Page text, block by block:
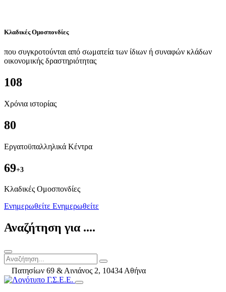
Κλαδικές Ομοσπονδίες
που συγκροτούνται από σωματεία των ίδιων ή συναφών κλάδων
οικονομικής δραστηριότητας
108
Χρόνια ιστορίας
80
Εργατοϋπαλληλικά Κέντρα
69+3
Kλαδικές Ομοσπονδίες
Ενημερωθείτε Ενημερωθείτε
Αναζήτηση για ....
Πατησίων 69 & Αινιάνος 2, 10434 Αθήνα